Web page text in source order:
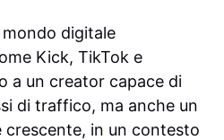
digitale
Kick, TikTok e
a un creator capace di
di traffico, ma anche un
crescente, in un contesto